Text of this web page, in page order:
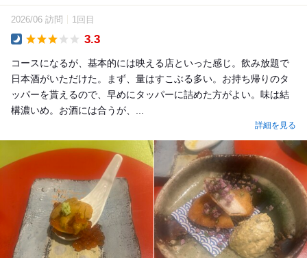
2026/06 訪問 1回目
3.3
コースになるが、基本的には映える店といった感じ。飲み放題で
日本酒がいただけた。まず、量はすこぶる多い。お持ち帰りのタ
ッパーを貰えるので、早めにタッパーに詰めた方がよい。味は結
構濃いめ。お酒には合うが、...
詳細を見る